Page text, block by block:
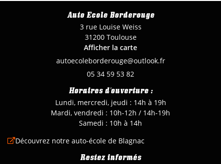
Auto Ecole Borderouge
3 rue Louise Weiss
31200 Toulouse
Afficher la carte
05 34 59 53 82
Horaires d'ouverture :
Lundi, mercredi, jeudi : 14h à 19h
Mardi, vendredi : 10h-12h / 14h-19h
Samedi : 10h à 14h
Découvrez notre auto-école de Blagnac
Restez informés